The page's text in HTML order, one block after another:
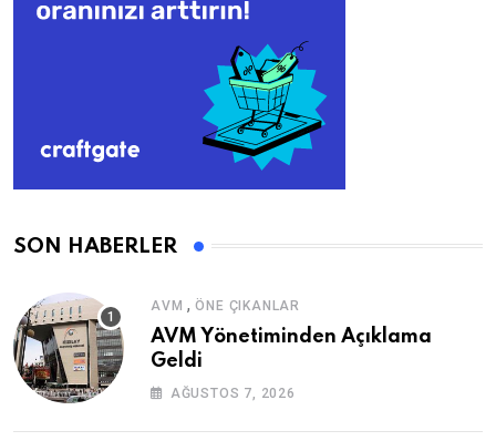
SON HABERLER
AVM ,ÖNE ÇIKANLAR
AVM Yönetiminden Açıklama
Geldi
AĞUSTOS 7, 2026